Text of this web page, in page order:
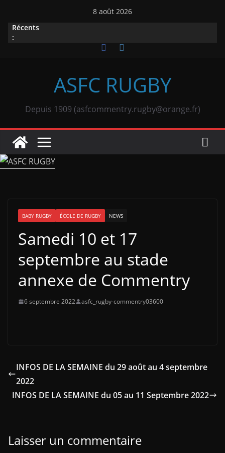
contenu
8 août 2026
Récents
:
ASFC RUGBY
Depuis 1909 (asfcommentry.rugby@orange.fr)
BABY RUGBY ÉCOLE DE RUGBY NEWS
Samedi 10 et 17
septembre au stade
annexe de Commentry
6 septembre 2022 asfc_rugby-commentry03600
INFOS DE LA SEMAINE du 29 août au 4 septembre
2022
INFOS DE LA SEMAINE du 05 au 11 Septembre 2022
Laisser un commentaire